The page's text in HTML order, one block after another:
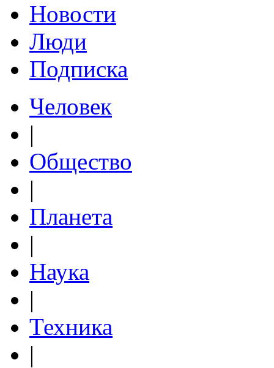
Новости
Люди
Подписка
Человек
|
Общество
|
Планета
|
Наука
|
Техника
|